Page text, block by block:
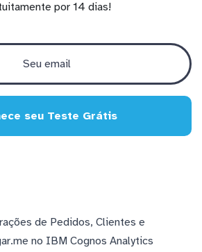
por 14 dias!
seu Teste Grátis
de Pedidos, Clientes e
no IBM Cognos Analytics